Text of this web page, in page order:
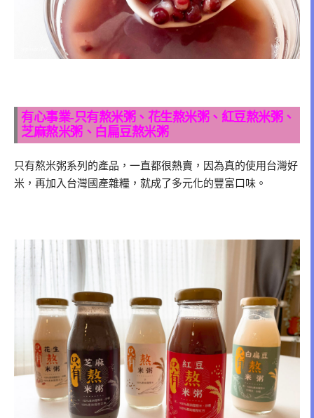
有心事業-只有熬米粥、花生熬米粥、紅豆熬米粥、
芝麻熬米粥、白扁豆熬米粥
只有熬米粥系列的產品，一直都很熱賣，因為真的使用台灣好
米，再加入台灣國產雜糧，就成了多元化的豐富口味。